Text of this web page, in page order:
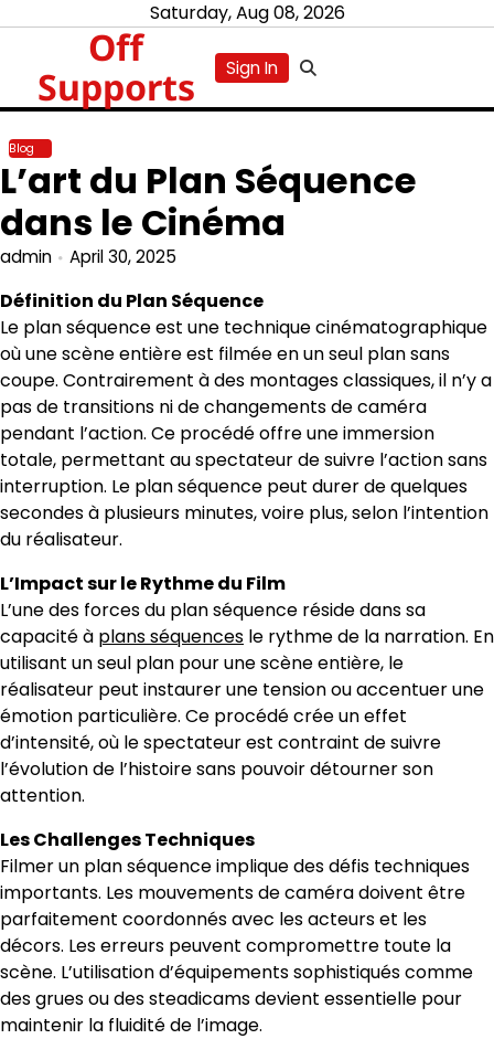
Saturday, Aug 08, 2026
Off
Supports
Sign In
Blog
L’art du Plan Séquence
dans le Cinéma
admin April 30, 2025
Définition du Plan Séquence
Le plan séquence est une technique cinématographique
où une scène entière est filmée en un seul plan sans
coupe. Contrairement à des montages classiques, il n’y a
pas de transitions ni de changements de caméra
pendant l’action. Ce procédé offre une immersion
totale, permettant au spectateur de suivre l’action sans
interruption. Le plan séquence peut durer de quelques
secondes à plusieurs minutes, voire plus, selon l’intention
du réalisateur.
L’Impact sur le Rythme du Film
L’une des forces du plan séquence réside dans sa
capacité à plans séquences le rythme de la narration. En
utilisant un seul plan pour une scène entière, le
réalisateur peut instaurer une tension ou accentuer une
émotion particulière. Ce procédé crée un effet
d’intensité, où le spectateur est contraint de suivre
l’évolution de l’histoire sans pouvoir détourner son
attention.
Les Challenges Techniques
Filmer un plan séquence implique des défis techniques
importants. Les mouvements de caméra doivent être
parfaitement coordonnés avec les acteurs et les
décors. Les erreurs peuvent compromettre toute la
scène. L’utilisation d’équipements sophistiqués comme
des grues ou des steadicams devient essentielle pour
maintenir la fluidité de l’image.